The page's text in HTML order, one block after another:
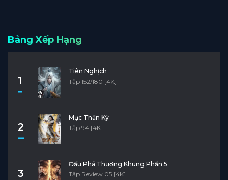
Bảng Xếp Hạng
1
Tiên Nghịch
Tập 152/180 [4K]
2
Mục Thần Ký
Tập 94 [4K]
3
Đấu Phá Thương Khung Phần 5
Tập Review 05 [4K]